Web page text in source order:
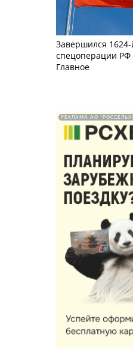
Завершился
спецоперации РФ
Главное
РЕКЛАМА АО